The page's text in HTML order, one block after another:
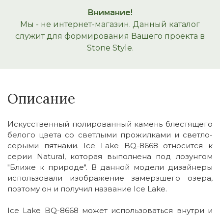
Внимание!
Мы - не интернет-магазин. Данный каталог
служит для формирования Вашего проекта в
Stone Style.
Описание
Искусственный полированный камень блестящего
белого цвета со светлыми прожилками и светло-
серыми пятнами. Ice Lake BQ-8668 относится к
серии Natural, которая выполнена под лозунгом
"Ближе к природе". В данной модели дизайнеры
использовали изображение замерзшего озера,
поэтому он и получил название Ice Lake.
Ice Lake BQ-8668 может использоваться внутри и